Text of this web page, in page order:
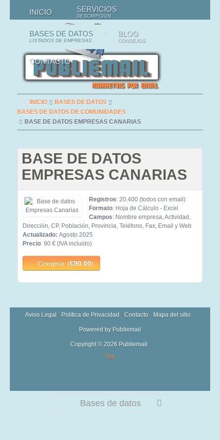
INICIO SERVICIOS
DESCRIPCION
BASES DE DATOS
LISTADOS DE EMPRESAS
BLOG
CONSEJOS
CONTACTO
INICIO
BASES DE DATOS
BASES DE DATOS DE COMUNIDADES
BASE DE DATOS EMPRESAS CANARIAS
BASE DE DATOS
EMPRESAS CANARIAS
Registros: 20.400 (todos con email)
Formato: Hoja de Cálculo - Excel
Campos: Nombre empresa, Actividad,
Dirección, CP, Población, Provincia, Teléfono, Fax, Email y Web
Actualizado: Agosto 2025
Precio: 90 € (IVA incluido)
Comprar (€90.00)
Aviso Legal Política de Privacidad Contacto Mapa del sitio
Powered by Publiemail
Copyright © 2026 Publiemail
Top
Bases de datos